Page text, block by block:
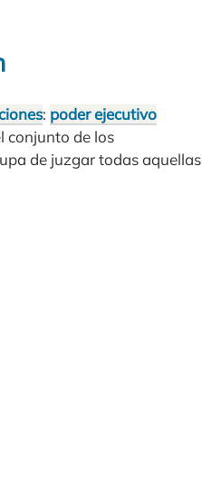
: poder ejecutivo
conjunto de los
de juzgar todas aquellas